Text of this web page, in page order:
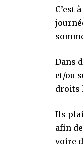
C’est
Dans
et/ou
droits
Ils
afin
voire